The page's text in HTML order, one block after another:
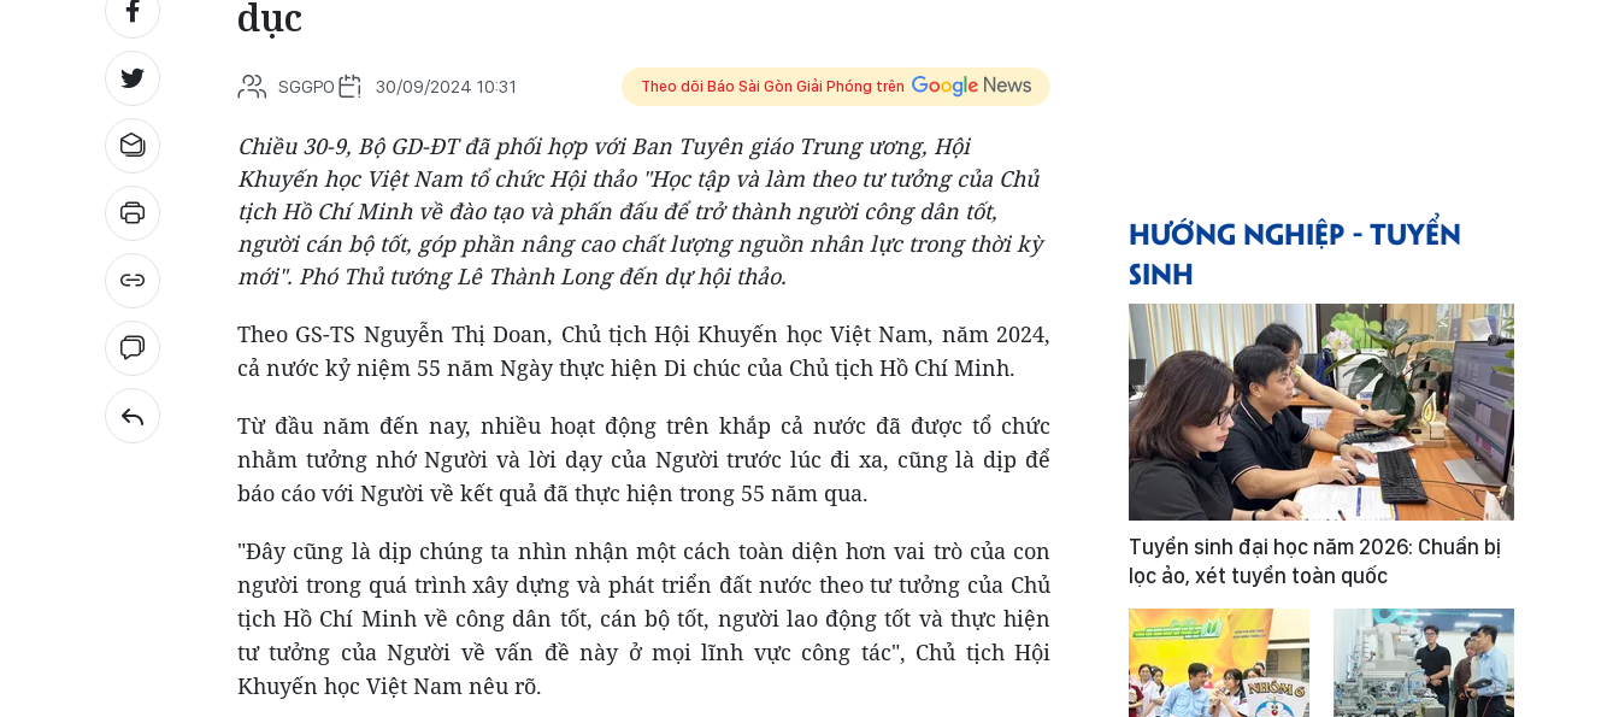
dục
SGGPO 30/09/2024 10:31 Theo dõi Báo Sài Gòn Giải Phóng trên
Chiều 30-9, Bộ GD-ĐT đã phối hợp với Ban Tuyên giáo Trung ương, Hội
Khuyến học Việt Nam tổ chức Hội thảo "Học tập và làm theo tư tưởng của Chủ
tịch Hồ Chí Minh về đào tạo và phấn đấu để trở thành người công dân tốt,
người cán bộ tốt, góp phần nâng cao chất lượng nguồn nhân lực trong thời kỳ
mới". Phó Thủ tướng Lê Thành Long đến dự hội thảo.
Theo GS-TS Nguyễn Thị Doan, Chủ tịch Hội Khuyến học Việt Nam, năm 2024,
cả nước kỷ niệm 55 năm Ngày thực hiện Di chúc của Chủ tịch Hồ Chí Minh.
Từ đầu năm đến nay, nhiều hoạt động trên khắp cả nước đã được tổ chức
nhằm tưởng nhớ Người và lời dạy của Người trước lúc đi xa, cũng là dịp để
báo cáo với Người về kết quả đã thực hiện trong 55 năm qua.
"Đây cũng là dịp chúng ta nhìn nhận một cách toàn diện hơn vai trò của con
người trong quá trình xây dựng và phát triển đất nước theo tư tưởng của Chủ
tịch Hồ Chí Minh về công dân tốt, cán bộ tốt, người lao động tốt và thực hiện
tư tưởng của Người về vấn đề này ở mọi lĩnh vực công tác", Chủ tịch Hội
Khuyến học Việt Nam nêu rõ.
HƯỚNG NGHIỆP - TUYỂN
SINH
Tuyển sinh đại học năm 2026: Chuẩn bị
lọc ảo, xét tuyển toàn quốc